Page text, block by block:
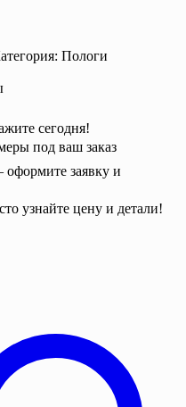
Пологи
сегодня!
под ваш заказ
заявку и
узнайте цену и детали!